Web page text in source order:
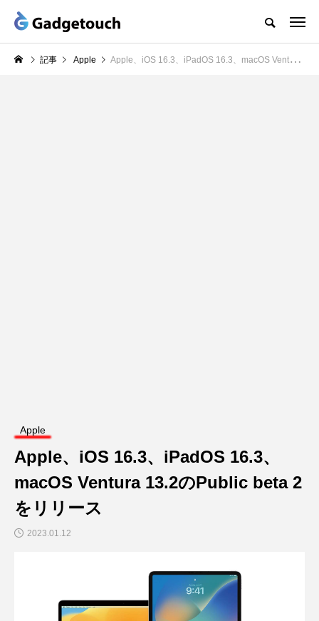
記事 Apple Apple、iOS 16.3、iPadOS 16.3、macOS Ventura 13.2のPublic beta 2をリリース
Apple
Apple、iOS 16.3、iPadOS 16.3、
macOS Ventura 13.2のPublic beta 2
をリリース
2023.01.12